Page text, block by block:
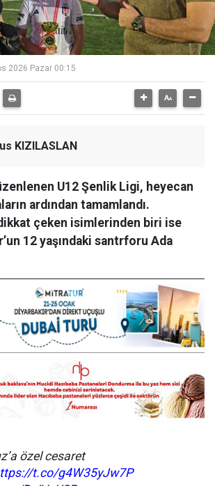
2026 Pazar 00:15
KIZILASLAN
U12 Şenlik Ligi, heyecan
ardından tamamlandı.
çeken isimlerinden biri ise
12 yaşındaki santrforu Ada
özel cesaret
t.co/g4W35yJw7P